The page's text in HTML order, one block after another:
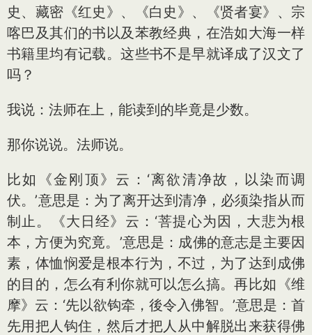
史、藏密《红史》、《白史》、《贤者宴》、宗
喀巴及其们的书以及苯教经典，在浩如大海一样
书籍里均有记载。这些书不是早就译成了汉文了
吗？
我说：法师在上，能读到的毕竟是少数。
那你说说。法师说。
比如《金刚顶》云：‘离欲清净故，以染而调
伏。’意思是：为了离开达到清净，必须染指从而
制止。《大日经》云：‘菩提心为因，大悲为根
本，方便为究竟。’意思是：成佛的意志是主要因
素，体恤悯爱是根本行为，不过，为了达到成佛
的目的，怎么有利你就可以怎么搞。再比如《维
摩》云：‘先以欲钩牵，後令入佛智。’意思是：首
先用把人钩住，然后才把人从中解脱出来获得佛